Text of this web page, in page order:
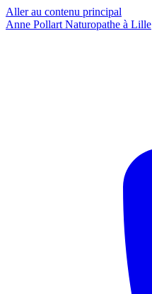
Aller au contenu principal
Anne Pollart Naturopathe à Lille